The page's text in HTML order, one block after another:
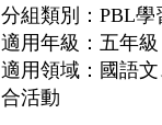
分組類別：PBL學
適用年級：五年級
適用領域：國語
合活動